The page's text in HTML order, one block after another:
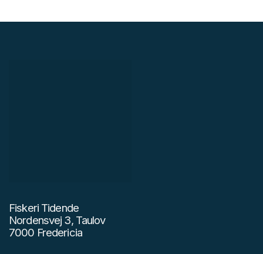
Fiskeri Tidende
Nordensvej 3, Taulov
7000 Fredericia